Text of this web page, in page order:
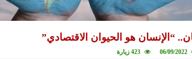
“الإنسان هو الحيوان الاقتصادي”
06/09/2022 423 زيارة